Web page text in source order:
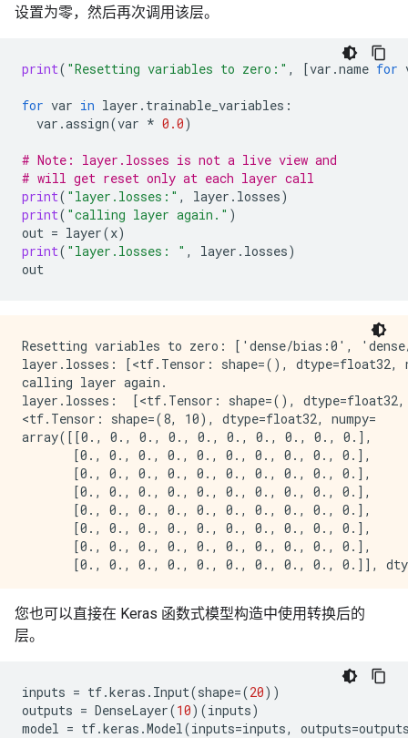
设置为零，然后再次调用该层。
print( "Resetting variables to zero:" , [var .name for
for var in layer . trainable_variables :
var .assign(var * 0.0)
# Note: layer.losses is not a live view and
# will get reset only at each layer call
print( "layer.losses:" , layer . losses)
print( "calling layer again." )
out = layer(x)
print( "layer.losses: " , layer . losses)
out
Resetting variables to zero: ['dense/bias:0',
layer.losses: [<tf.Tensor: shape=(), dtype=float32,
calling layer again.
layer.losses:  [<tf.Tensor: shape=(), dtype=float32,
<tf.Tensor: shape=(8, 10), dtype=float32, numpy=
array([[0., 0., 0., 0., 0., 0., 0., 0., 0., 0.],
       [0., 0., 0., 0., 0., 0., 0., 0., 0., 0.],
       [0., 0., 0., 0., 0., 0., 0., 0., 0., 0.],
       [0., 0., 0., 0., 0., 0., 0., 0., 0., 0.],
       [0., 0., 0., 0., 0., 0., 0., 0., 0., 0.],
       [0., 0., 0., 0., 0., 0., 0., 0., 0., 0.],
       [0., 0., 0., 0., 0., 0., 0., 0., 0., 0.],
您也可以直接在 Keras 函数式模型构造中使用转换后的
层。
inputs = tf.keras . Input(shape=(20))
outputs = DenseLayer(10)(inputs)
model = tf.keras .Model(inputs=inputs, outputs=